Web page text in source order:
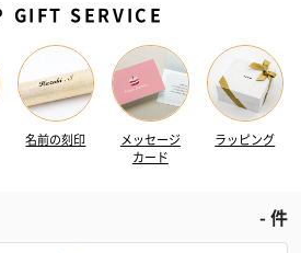
GIFT SERVICE
名前の刻印
メッセージ
カード
ラッピング
-件